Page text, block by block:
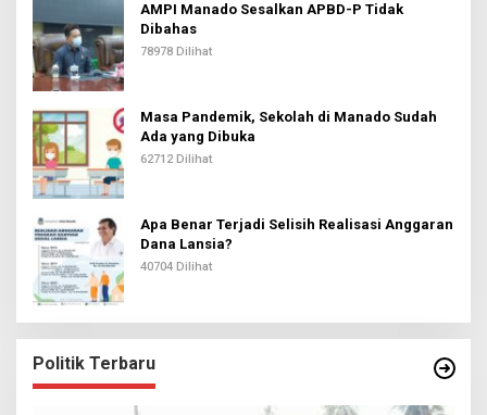
AMPI Manado Sesalkan APBD-P Tidak
Dibahas
78978 Dilihat
Masa Pandemik, Sekolah di Manado Sudah
Ada yang Dibuka
62712 Dilihat
Apa Benar Terjadi Selisih Realisasi Anggaran
Dana Lansia?
40704 Dilihat
Politik Terbaru